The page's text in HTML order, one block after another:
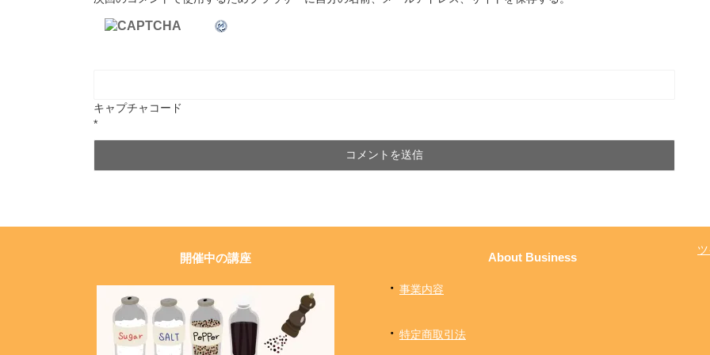
キャプチャコード
*
開催中の講座 About Business
・ 事業内容
・ 特定商取引法